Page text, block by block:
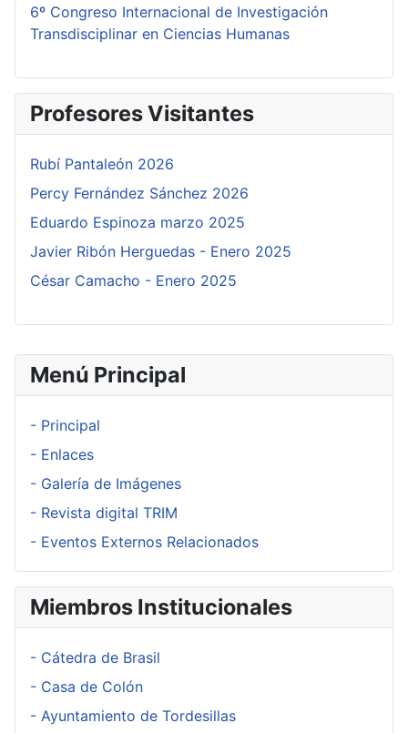
Menú Principal
- Principal
- Enlaces
- Galería de Imágenes
- Revista digital TRIM
- Eventos Externos Relacionados
Miembros Institucionales
- Cátedra de Brasil
- Casa de Colón
- Ayuntamiento de Tordesillas
6º Congreso Internacional de Investigación
Transdisciplinar en Ciencias Humanas
Profesores Visitantes
Rubí Pantaleón 2026
Percy Fernández Sánchez 2026
Eduardo Espinoza marzo 2025
Javier Ribón Herguedas - Enero 2025
César Camacho - Enero 2025